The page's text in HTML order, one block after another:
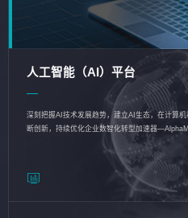
人工智能（AI）平台
深刻把握AI技术发展趋势，建立AI生态，在计算
断创新，持续优化企业数智化转型加速器